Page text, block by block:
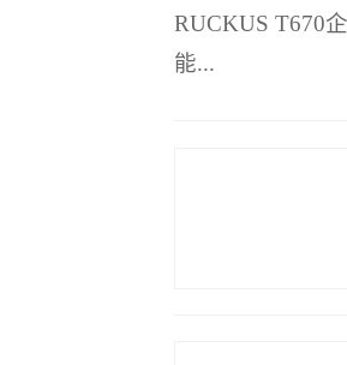
RUCKUS T670
能...